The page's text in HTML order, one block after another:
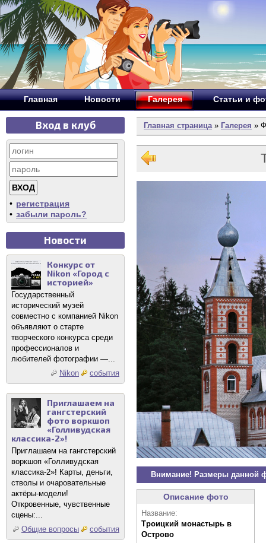
Главная Новости Галерея Статьи и
Вход в клуб
• регистрация
• забыли пароль?
Новости
Конкурс от
Nikon «Город с
историей»
Государственный
исторический музей
совместно с компанией Nikon
объявляют о старте
творческого конкурса среди
профессионалов и
любителей фотографии —...
Nikon
события
Приглашаем на
гангстерский
фото воркшоп
«Голливудская
классика-2»!
Приглашаем на гангстерский
воркшоп «Голливудская
классика-2»! Карты, деньги,
стволы и очаровательные
актёры-модели!
Откровенные, чувственные
сцены:...
Общие вопросы
события
Главная страница» Галерея »
Внимание! Размеры данной
Описание фото
Название:
Троицкий монастырь в
Острово